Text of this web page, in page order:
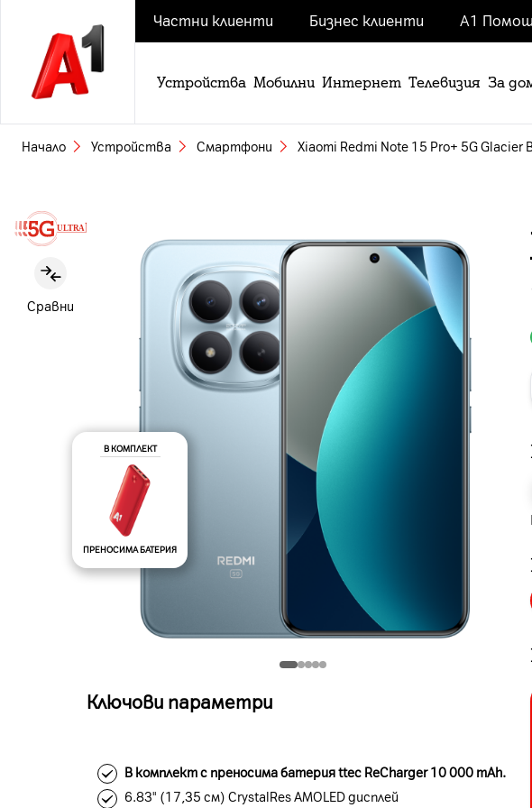
Частни клиенти Бизнес клиенти А1
Устройства Мобилни Интернет Телевизия За
Начало Устройства Смартфони Xiaomi Redmi Note 15 Pro+ 5G Glacier
Сравни
Slide 1 of 5
В КОМПЛЕКТ
ПРЕНОСИМА БАТЕРИЯ
Ключови параметри
В комплект с преносима батерия ttec ReCharger 10 000 mAh.
6.83" (17,35 см) CrystalRes AMOLED дисплей